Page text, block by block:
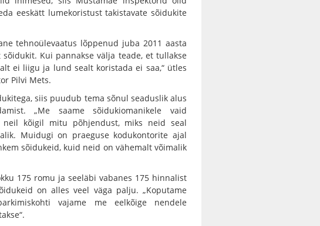
eeskätt lumekoristust takistavate sõidukite
tehnoülevaatus lõppenud juba 2011 aasta
Kui pannakse välja teade, et tullakse
ei liigu ja lund sealt koristada ei saa,“ ütles
Pilvi Mets.
siis puudub tema sõnul seaduslik alus
„Me saame sõidukiomanikele vaid
kõigil mitu põhjendust, miks neid seal
Muidugi on praeguse kodukontorite ajal
sõidukeid, kuid neid on vähemalt võimalik
175 romu ja seeläbi vabanes 175 hinnalist
on alles veel väga palju. „Koputame
vajame me eelkõige nendele